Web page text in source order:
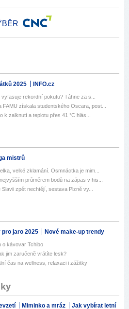
2025 INFO.cz
rekordní pokutu? Táhne za s...
získala studentského Oscara, post...
k zalknutí a teplotu přes 41 °C hlás...
mistrů
velké zklamání. Osmnáctka je mim...
průměrem bodů na zápas v his...
zpět nechtějí, sestava Plzně vy...
pro jaro 2025 Nové make-up trendy
o kávovar Tchibo
jim zaručeně vrátíte lesk?
čas na wellness, relaxaci i zážitky
Miminko a mráz Jak vybírat letní